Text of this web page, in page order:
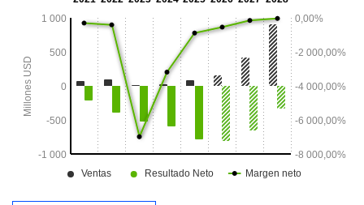
muscular y otras afecciones de la función del músculo